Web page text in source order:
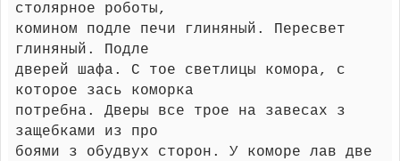
столярное роботы,
комином подле печи глиняный. Пересвет
глиняный. Подле
дверей шафа. С тое светлицы комора, с
которое зась коморка
потребна. Дверы все трое на завесах з
защебками из про
боями з обудвух сторон. У коморе лав две